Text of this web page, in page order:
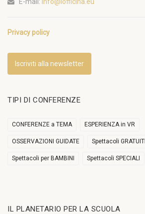
Privacy policy
Iscriviti alla newsletter
TIPI DI CONFERENZE
CONFERENZE a TEMA ESPERIENZA in VR
OSSERVAZIONI GUIDATE Spettacoli GRATUITI
Spettacoli per BAMBINI Spettacoli SPECIALI
IL PLANETARIO PER LA SCUOLA